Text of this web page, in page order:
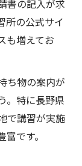
書の記入が求
所の公式サイ
も増えてお
ち物の案内が
。特に長野県
で講習が実施
です。